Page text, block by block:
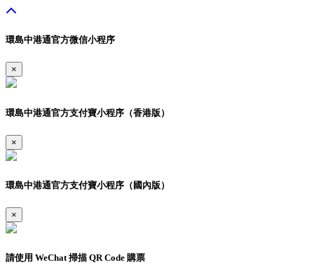
環島中港通官方微信小程序
×
環島中港通官方支付寶小程序（香港版）
×
環島中港通官方支付寶小程序（國內版）
×
請使用 WeChat 掃描 QR Code 購票